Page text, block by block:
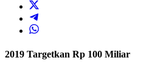
2019 Targetkan Rp 100 Miliar